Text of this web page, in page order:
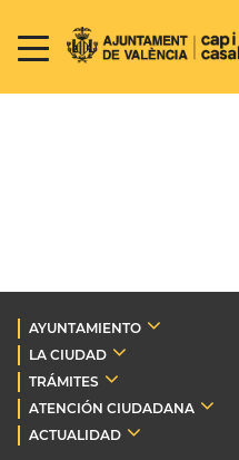
AYUNTAMIENTO
LA CIUDAD
TRÁMITES
ATENCIÓN CIUDADANA
ACTUALIDAD